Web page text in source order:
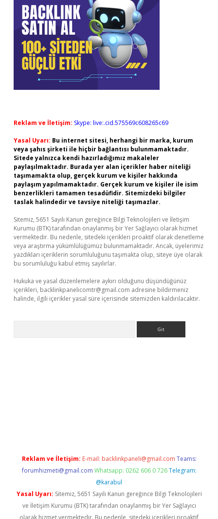
Reklam ve İletişim: Skype: live:.cid.575569c608265c69
Yasal Uyarı: Bu internet sitesi, herhangi bir marka, kurum
veya şahıs şirketi ile hiçbir bağlantısı bulunmamaktadır.
Sitede yalnızca kendi hazırladığımız makaleler
paylaşılmaktadır. Burada yer alan içerikler haber niteliği
taşımamakta olup, gerçek kurum ve kişiler hakkında
paylaşım yapılmamaktadır. Gerçek kurum ve kişiler ile isim
benzerlikleri tamamen tesadüfidir. Sitemizdeki bilgiler
taslak halindedir ve tavsiye niteliği taşımazlar.
Sitemiz, 5651 Sayılı Kanun gereğince Bilgi Teknolojileri ve İletişim
Kurumu (BTK) tarafından onaylanmış bir Yer Sağlayıcı olarak hizmet
vermektedir. Bu nedenle, sitedeki içerikleri proaktif olarak denetleme
veya araştırma yükümlülüğümüz bulunmamaktadır. Ancak, üyelerimiz
yazdıkları içeriklerin sorumluluğunu taşımakta olup, siteye üye olarak
bu sorumluluğu kabul etmiş sayılırlar.
Hukuka ve yasal düzenlemelere aykırı olduğunu düşündüğünüz
içerikleri, backlinkpanelicomtr@gmail.com adresine bildirmeniz
halinde, ilgili içerikler yasal süre içerisinde sitemizden kaldırılacaktır.
Reklam ve İletişim: E-mail: backlinkpaneli@gmail.com Teams:
forumhizmeti@gmail.com Whatsapp: 0262 606 0 726 Telegram:
@karabul
Yasal Uyarı: Sitemiz, 5651 Sayılı Kanun gereğince Bilgi Teknolojileri
ve İletişim Kurumu (BTK) tarafından onaylanmış bir Yer Sağlayıcı
olarak hizmet vermektedir. Bu nedenle, sitedeki içerikleri proaktif